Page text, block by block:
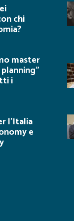
chi
master
i
l’Italia
e